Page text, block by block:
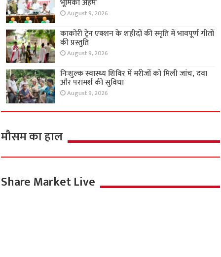
भूमिका अहम’
August 9, 2026
काकोरी ट्रेन एक्शन के शहीदों की स्मृति में भावपूर्ण गीतों
की प्रस्तुति
August 9, 2026
निःशुल्क स्वास्थ्य शिविर में मरीजों को मिली जांच, दवा
और परामर्श की सुविधा
August 9, 2026
मौसम का हाल
Share Market Live